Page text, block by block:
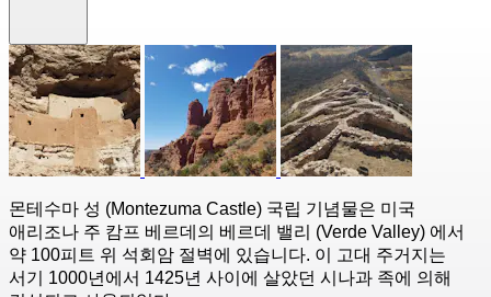
몬테수마 성 (Montezuma Castle) 국립 기념물은 미국
애리조나 주 캄프 베르데의 베르데 밸리 (Verde Valley) 에서
약 100피트 위 석회암 절벽에 있습니다. 이 고대 주거지는
서기 1000년에서 1425년 사이에 살았던 시나과 족에 의해